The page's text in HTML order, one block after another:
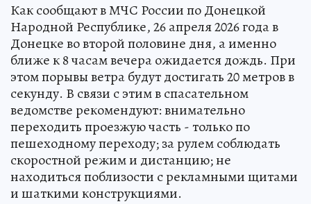
Как сообщают в МЧС России по Донецкой
Народной Республике, 26 апреля 2026 года в
Донецке во второй половине дня, а именно
ближе к 8 часам вечера ожидается дождь. При
этом порывы ветра будут достигать 20 метров в
секунду. В связи с этим в спасательном
ведомстве рекомендуют: внимательно
переходить проезжую часть - только по
пешеходному переходу; за рулем соблюдать
скоростной режим и дистанцию; не
находиться поблизости с рекламными щитами
и шаткими конструкциями.